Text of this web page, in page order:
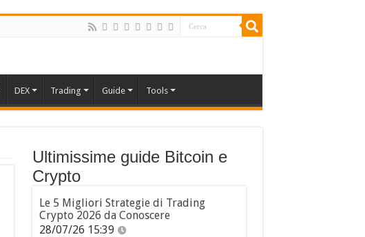
DEX Trading Guide Tools
Ultimissime guide Bitcoin e
Crypto
Le 5 Migliori Strategie di Trading
Crypto 2026 da Conoscere
28/07/26 15:39